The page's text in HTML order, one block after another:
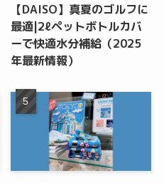
【DAISO】真夏のゴルフに
最適|2ℓペットボトルカバ
ーで快適水分補給（2025
年最新情報）